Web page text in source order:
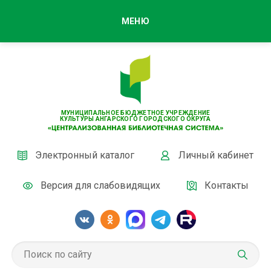
МУНИЦИПАЛЬНОЕ БЮДЖЕТНОЕ УЧРЕЖДЕНИЕ
КУЛЬТУРЫ АНГАРСКОГО ГОРОДСКОГО ОКРУГА
Электронный каталог Личный кабинет
Версия для слабовидящих Контакты
МЕНЮ